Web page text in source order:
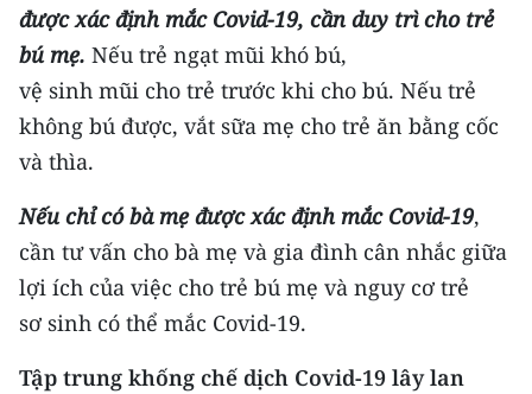
được xác định mắc Covid-19, cần duy trì cho trẻ
bú mẹ. Nếu trẻ ngạt mũi khó bú,
vệ sinh mũi cho trẻ trước khi cho bú. Nếu trẻ
không bú được, vắt sữa mẹ cho trẻ ăn bằng cốc
và thìa.
Nếu chỉ có bà mẹ được xác định mắc Covid-19,
cần tư vấn cho bà mẹ và gia đình cân nhắc giữa
lợi ích của việc cho trẻ bú mẹ và nguy cơ trẻ
sơ sinh có thể mắc Covid-19.
Tập trung khống chế dịch Covid-19 lây lan